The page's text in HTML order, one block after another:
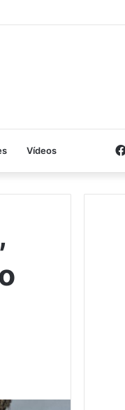
Vídeos